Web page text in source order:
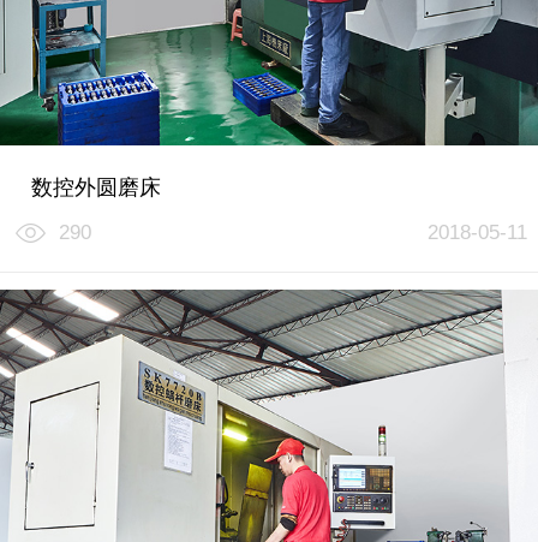
数控外圆磨床
290 2018-05-11